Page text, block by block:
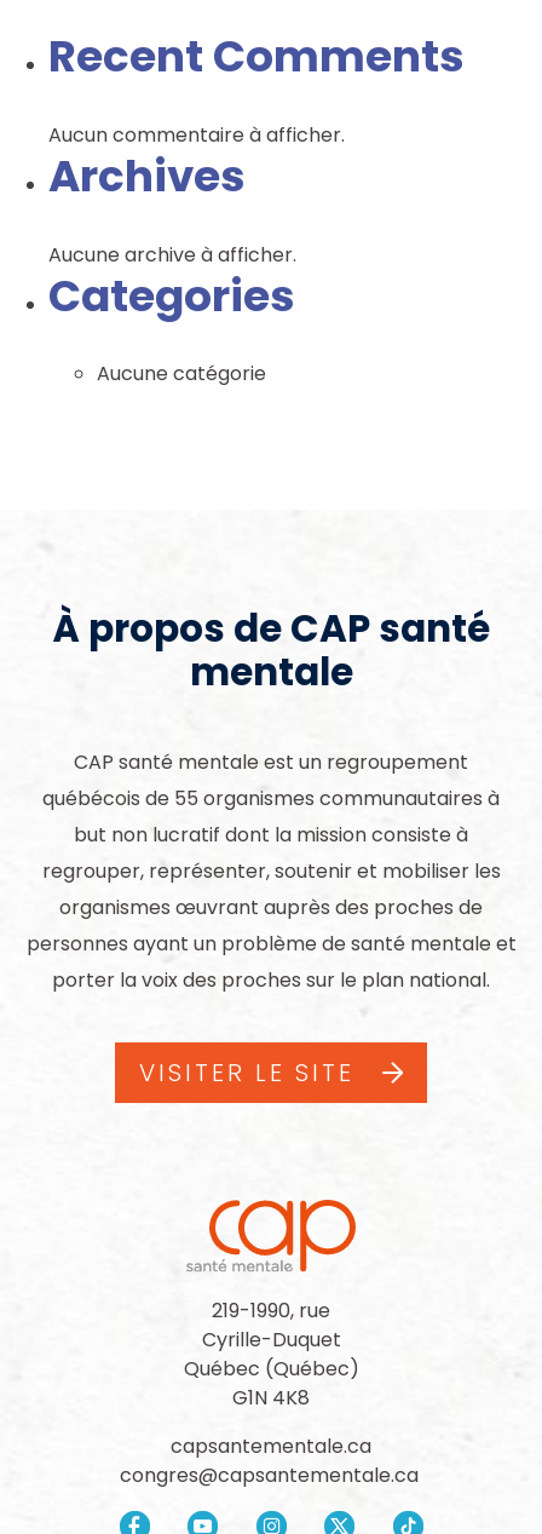
Recent Comments
Aucun commentaire à afficher.
Archives
Aucune archive à afficher.
Categories
Aucune catégorie
À propos de CAP santé
mentale
CAP santé mentale est un regroupement
québécois de 55 organismes communautaires à
but non lucratif dont la mission consiste à
regrouper, représenter, soutenir et mobiliser les
organismes œuvrant auprès des proches de
personnes ayant un problème de santé mentale et
porter la voix des proches sur le plan national.
VISITER LE SITE
219-1990, rue
Cyrille-Duquet
Québec (Québec)
G1N 4K8
capsantementale.ca
congres@capsantementale.ca